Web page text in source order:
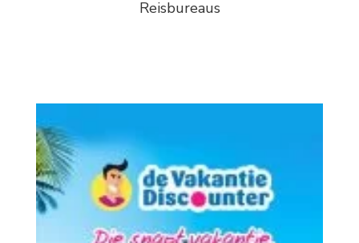
Reisbureaus